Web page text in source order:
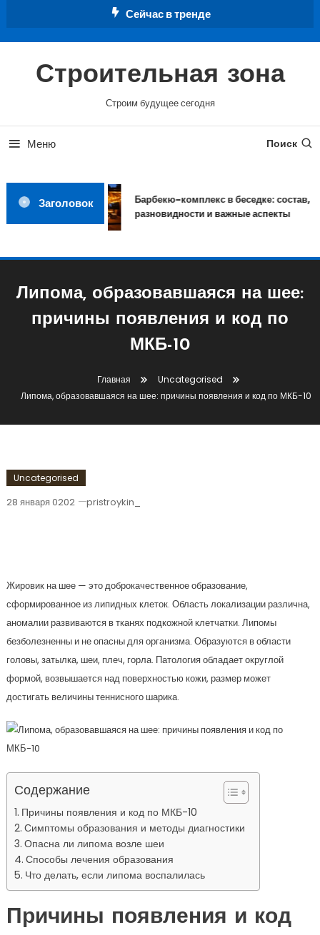
Сейчас в тренде
Строительная зона
Строим будущее сегодня
Меню Поиск
Заголовок
Барбекю-комплекс в беседке: состав,
разновидности и важные аспекты
Липома, образовавшаяся на шее:
причины появления и код по
МКБ-10
Главная
Uncategorised
Липома, образовавшаяся на шее: причины появления и код по МКБ-10
Uncategorised
28 января 0202 pristroykin_
Жировик на шее — это доброкачественное образование,
сформированное из липидных клеток. Область локализации различна,
аномалии развиваются в тканях подкожной клетчатки. Липомы
безболезненны и не опасны для организма. Образуются в области
головы, затылка, шеи, плеч, горла. Патология обладает округлой
формой, возвышается над поверхностью кожи, размер может
достигать величины теннисного шарика.
Содержание
Причины появления и код по МКБ-10
Симптомы образования и методы диагностики
Опасна ли липома возле шеи
Способы лечения образования
Что делать, если липома воспалилась
Причины появления и код